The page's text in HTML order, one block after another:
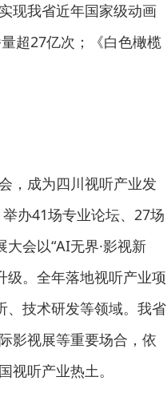
现我省近年国家级动画
超27亿次；《白色橄榄
，成为四川视听产业发
办41场专业论坛、27场
会以“AI无界·影视新
级。全年落地视听产业项
、技术研发等领域。我省
影视展等重要场合，依
听产业热土。